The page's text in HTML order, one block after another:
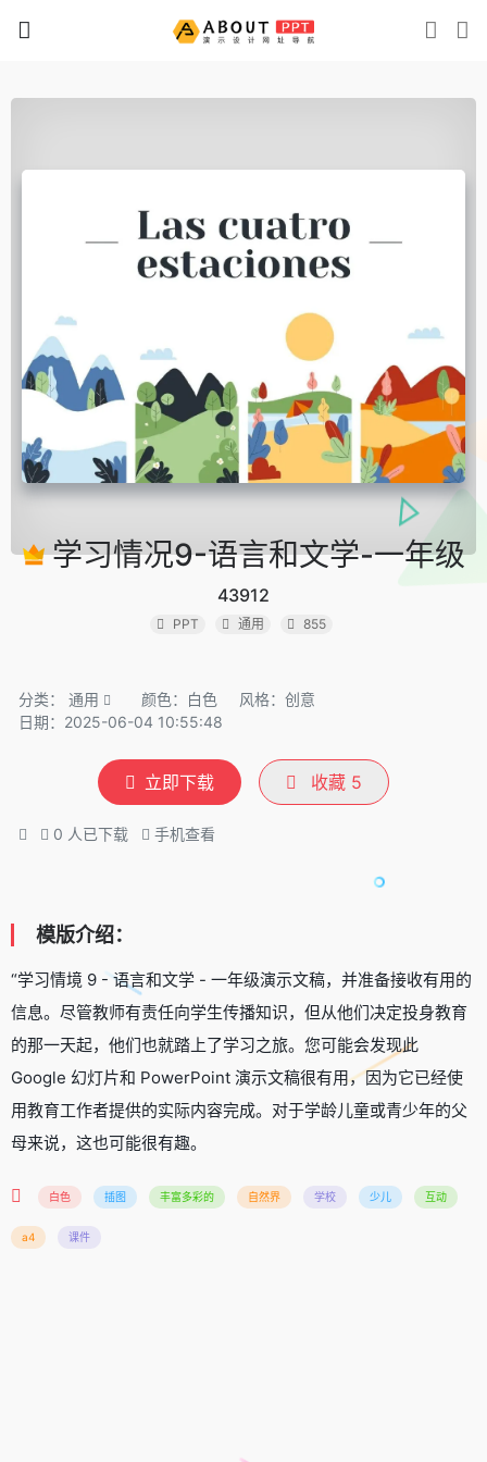
学习情况9-语言和文学-一年级
43912
PPT 通用 855
分类： 通用 颜色：白色
风格：创意
日期：2025-06-04 10:55:48
立即下载 收藏 5
0 人已下载 手机查看
模版介绍：
“学习情境 9 - 语言和文学 - 一年级演示文稿，并准备接收有用的
信息。尽管教师有责任向学生传播知识，但从他们决定投身教育
的那一天起，他们也就踏上了学习之旅。您可能会发现此
Google 幻灯片和 PowerPoint 演示文稿很有用，因为它已经使
用教育工作者提供的实际内容完成。对于学龄儿童或青少年的父
母来说，这也可能很有趣。
白色 插图 丰富多彩的 自然界 学校 少儿 互动
a4 课件